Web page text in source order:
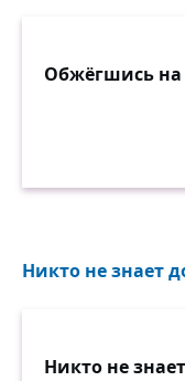
Обжёгшись на
Никто не знает
Никто не